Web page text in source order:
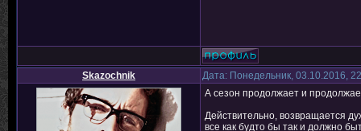
Skazochnik Дата: Понедельник, 03.10.2016,
А сезон продолжает и
Действительно, возвращается
все как будто бы так и должно